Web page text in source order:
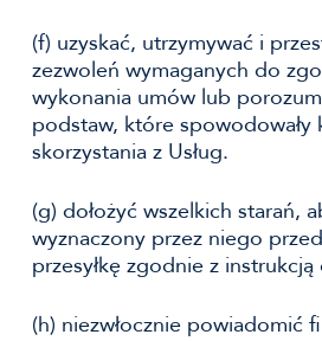
(f) uzyskać, utrzymywać i
zezwoleń wymaganych do
wykonania umów lub
podstaw, które spowodowały
skorzystania z Usług.
(g) dołożyć wszelkich starań,
wyznaczony przez niego
przesyłkę zgodnie z
(h) niezwłocznie powiadomić